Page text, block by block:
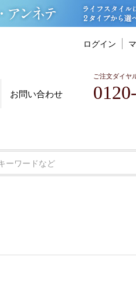
ログイン
お問い合わせ
ご注文ダイヤ